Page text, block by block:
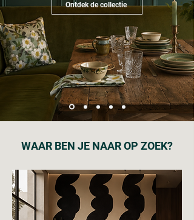
Ontdek de collectie
WAAR BEN JE NAAR OP ZOEK?